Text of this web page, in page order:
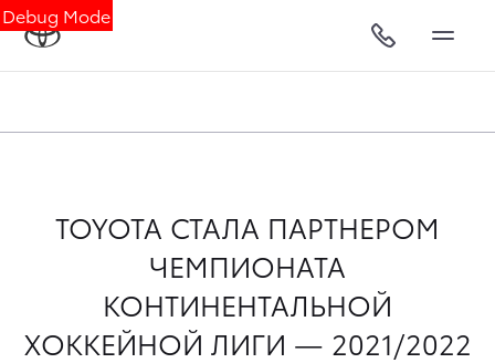
Debug Mode
TOYOTA СТАЛА ПАРТНЕРОМ
ЧЕМПИОНАТА
КОНТИНЕНТАЛЬНОЙ
ХОККЕЙНОЙ ЛИГИ — 2021/2022